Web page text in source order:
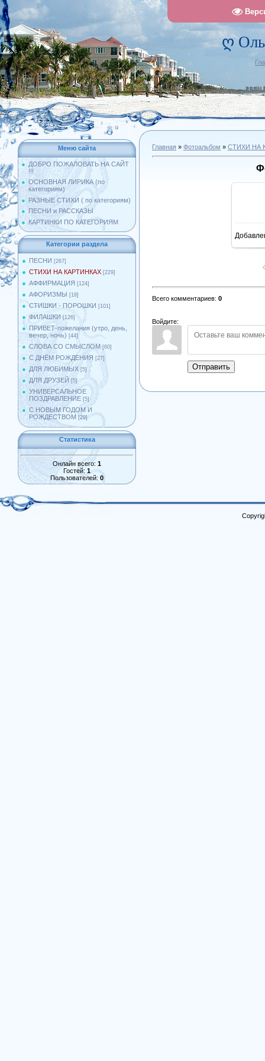
ღ
Меню сайта
ДОБРО ПОЖАЛОВАТЬ НА САЙТ
!!!
ОСНОВНАЯ ЛИРИКА (по
категориям)
РАЗНЫЕ СТИХИ ( по категориям)
ПЕСНИ и РАССКАЗЫ
КАРТИНКИ ПО КАТЕГОРИЯМ
Категории раздела
ПЕСНИ [267]
СТИХИ НА КАРТИНКАХ [229]
АФФИРМАЦИЯ [124]
АФОРИЗМЫ [18]
СТИШКИ - ПОРОШКИ [101]
ФИЛАШКИ [126]
ПРИВЕТ-пожелания (утро, день,
вечер, ночь) [44]
СЛОВА СО СМЫСЛОМ [60]
С ДНЁМ РОЖДЕНИЯ [27]
ДЛЯ ЛЮБИМЫХ [5]
ДЛЯ ДРУЗЕЙ [5]
УНИВЕРСАЛЬНОЕ
ПОЗДРАВЛЕНИЕ [5]
С НОВЫМ ГОДОМ И
РОЖДЕСТВОМ [29]
Статистика
Онлайн всего: 1
Гостей: 1
Пользователей: 0
Главная » Фотоальбом » СТИХИ НА
Всего комментариев: 0
Войдите:
Отправить